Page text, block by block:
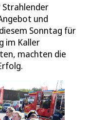
Strahlender
und
Sonntag für
im Kaller
machten die